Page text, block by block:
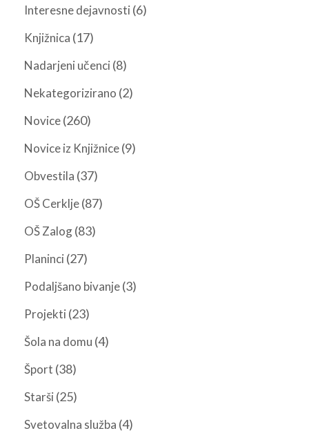
Interesne dejavnosti (6)
Knjižnica (17)
Nadarjeni učenci (8)
Nekategorizirano (2)
Novice(260)
Novice iz Knjižnice(9)
Obvestila (37)
OŠ Cerklje(87)
OŠ Zalog(83)
Planinci (27)
Podaljšano bivanje(3)
Projekti (23)
Šola na domu (4)
Šport (38)
Starši (25)
Svetovalna služba (4)